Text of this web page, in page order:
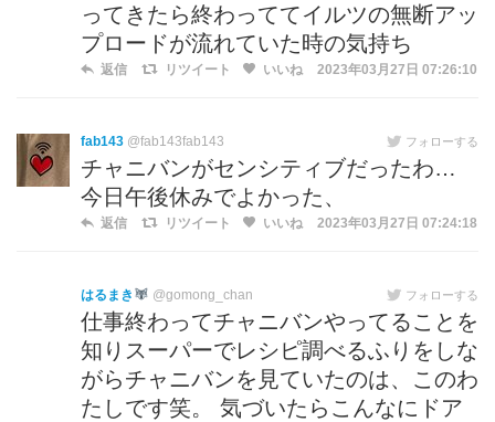
ってきたら終わっててイルツの無断アッ
プロードが流れていた時の気持ち
返信 リツイート いいね 2023年03月27日 07:26:10
fab143 @fab143fab143 フォローする
チャニバンがセンシティブだったわ…
今日午後休みでよかった、
返信 リツイート いいね 2023年03月27日 07:24:18
はるまき @gomong_chan フォローする
仕事終わってチャニバンやってることを
知りスーパーでレシピ調べるふりをしな
がらチャニバンを見ていたのは、このわ
たしです笑。 気づいたらこんなにドア